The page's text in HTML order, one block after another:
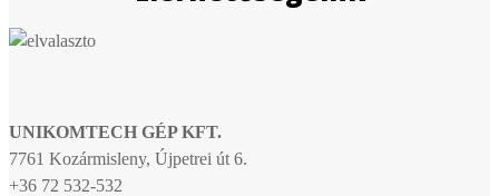
UNIKOMTECH GÉP KFT.
7761 Kozármisleny, Újpetrei út 6.
+36 72 532-532